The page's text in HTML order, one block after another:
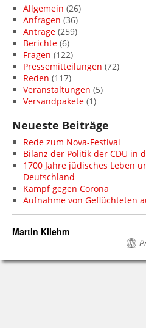
Allgemein (26)
Anfragen (36)
Anträge (259)
Berichte (6)
Fragen (122)
Pressemitteilungen (72)
Reden (117)
Veranstaltungen (5)
Versandpakete (1)
Neueste Beiträge
Rede zum Nova-Festival
Bilanz der Politik der CDU in
1700 Jahre jüdisches Leben
Deutschland
Kampf gegen Corona
Aufnahme von Geflüchteten
Martin Kliehm